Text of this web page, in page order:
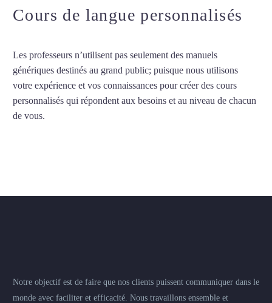
Cours de langue personnalisés
Les professeurs n’utilisent pas seulement des manuels
génériques destinés au grand public; puisque nous utilisons
votre expérience et vos connaissances pour créer des cours
personnalisés qui répondent aux besoins et au niveau de chacun
de vous.
Notre objectif est de faire que nos clients puissent communiquer dans le
monde avec faciliter et efficacité. Nous travaillons ensemble et